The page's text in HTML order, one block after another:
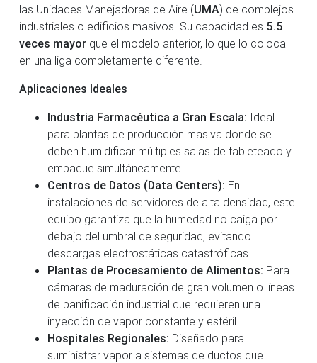
las Unidades Manejadoras de Aire (UMA) de complejos
industriales o edificios masivos. Su capacidad es 5.5
veces mayor que el modelo anterior, lo que lo coloca
en una liga completamente diferente.
Aplicaciones Ideales
Industria Farmacéutica a Gran Escala: Ideal
para plantas de producción masiva donde se
deben humidificar múltiples salas de tableteado y
empaque simultáneamente.
Centros de Datos (Data Centers): En
instalaciones de servidores de alta densidad, este
equipo garantiza que la humedad no caiga por
debajo del umbral de seguridad, evitando
descargas electrostáticas catastróficas.
Plantas de Procesamiento de Alimentos: Para
cámaras de maduración de gran volumen o líneas
de panificación industrial que requieren una
inyección de vapor constante y estéril.
Hospitales Regionales: Diseñado para
suministrar vapor a sistemas de ductos que